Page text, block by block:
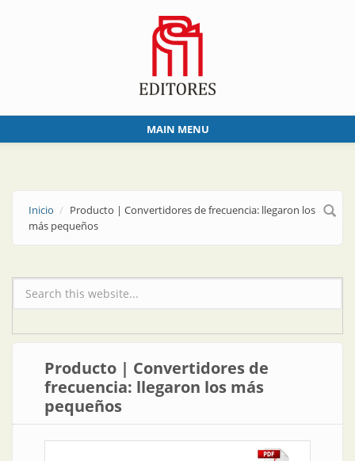
MAIN MENU
Inicio
Producto | Convertidores de frecuencia: llegaron los
más pequeños
Formulario de búsqueda
Producto | Convertidores de
frecuencia: llegaron los más
pequeños